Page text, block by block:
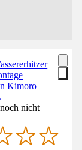
Kimoro
nicht